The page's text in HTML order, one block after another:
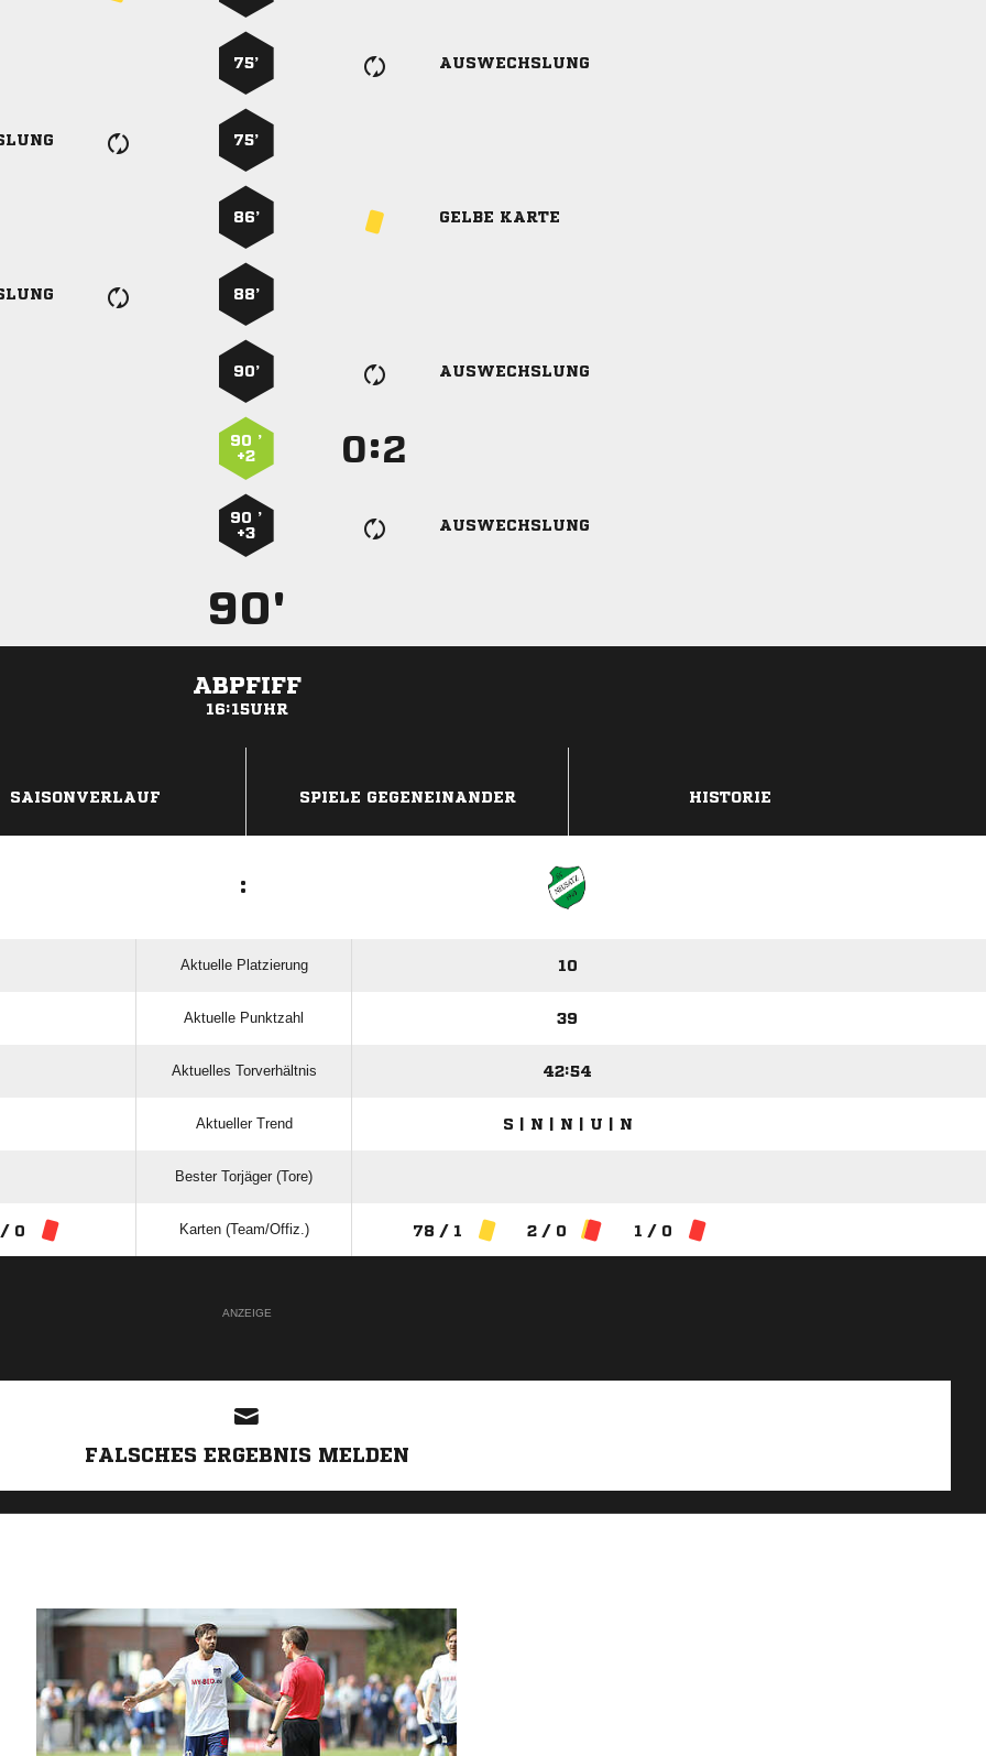
75’ AUSWECHSLUNG
75’
86’ GELBE KARTE
88’
90’ AUSWECHSLUNG
90 ’
+2
:
90 ’
+3
AUSWECHSLUNG
90'
ABPFIFF
16:15UHR
SAISONVERLAUF SPIELE GEGENEINANDER HISTORIE
:
Aktuelle Platzierung 10
Aktuelle Punktzahl 39
Aktuelles Torverhältnis 42:54
Aktueller Trend S | N | N | U | N
Bester Torjäger (Tore)
/ 0 Karten (Team/Offiz.) 78 / 1 2 / 0 1 / 0
ANZEIGE
FALSCHES ERGEBNIS MELDEN